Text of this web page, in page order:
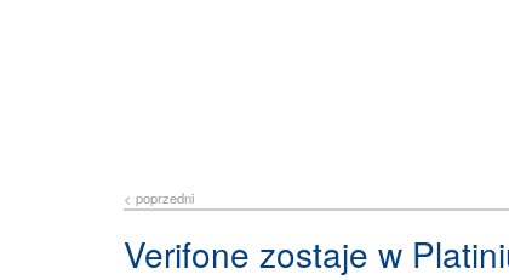
< poprzedni
Verifone zostaje w